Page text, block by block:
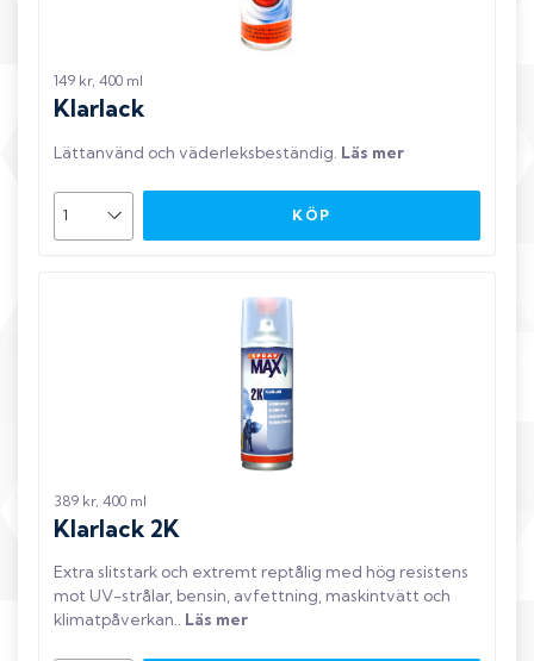
149 kr, 400 ml
Klarlack
Lättanvänd och väderleksbeständig Läs mer
KÖP
389 kr, 400 ml
Klarlack 2K
Extra slitstark och extremt reptålig med hög resistens
mot UV-strålar, bensin, avfettning, maskintvätt och
klimatpåverkan.. Läs mer